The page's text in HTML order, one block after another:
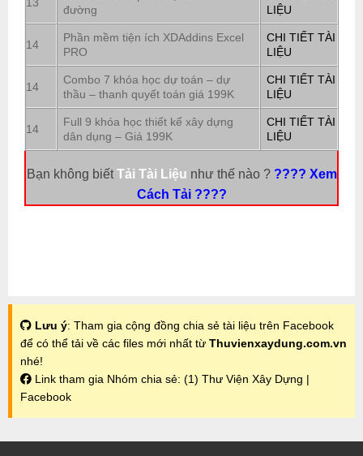
đường
LIỆU
14
Phần mềm tiện ích XDAddins Excel
PRO
CHI TIẾT TÀI
LIỆU
14
Combo 7 khóa học dự toán – dự
thầu – thanh quyết toán giá 199K
CHI TIẾT TÀI
LIỆU
14
Full 9 khóa học thiết kế xây dựng
dân dụng – Giá 199K
CHI TIẾT TÀI
LIỆU
Bạn không biếtTải Tài Liệu như thế nào ? ???? Xem
Cách Tải ????
Lưu ý: Tham gia cộng đồng chia sẻ tài liệu trên Facebook
để có thể tải về các files mới nhất từ Thuvienxaydung.com.vn
nhé!
Link tham gia Nhóm chia sẻ: (1) Thư Viện Xây Dựng |
Facebook